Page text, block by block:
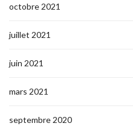
octobre 2021
juillet 2021
juin 2021
mars 2021
septembre 2020